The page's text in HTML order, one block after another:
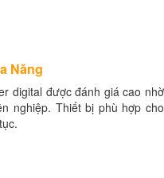
Năng
digital được đánh giá cao nhờ
nghiệp. Thiết bị phù hợp cho